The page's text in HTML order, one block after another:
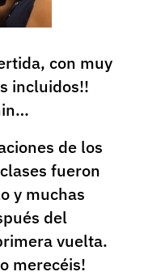
con muy
incluidos!!
de los
fueron
y muchas
del
vuelta.
merecéis!